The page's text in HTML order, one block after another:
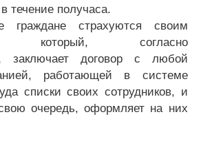
течение получаса.
граждане страхуются своим
который, согласно
заключает договор с любой
работающей в системе
списки своих сотрудников, и
очередь, оформляет на них